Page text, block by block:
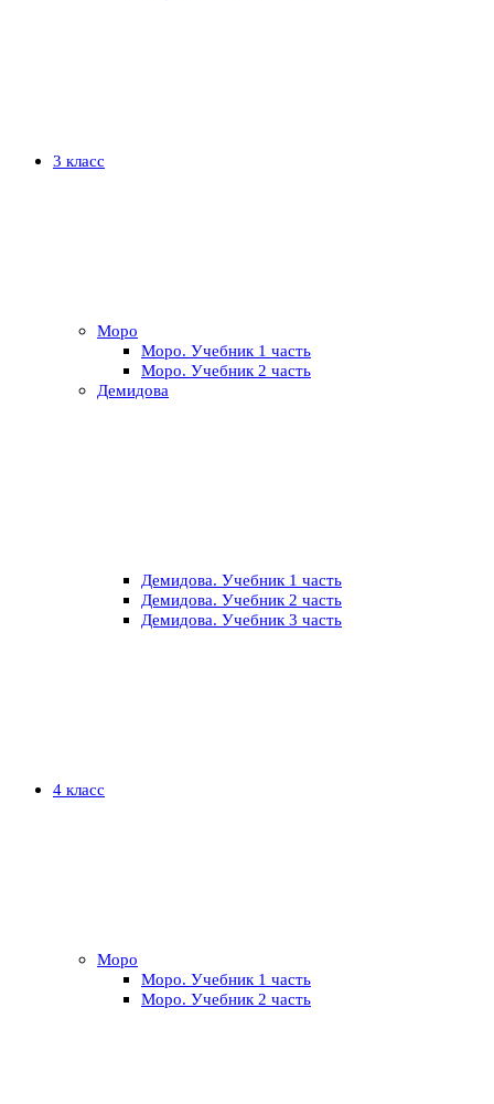
3 класс
Моро
Моро. Учебник 1 часть
Моро. Учебник 2 часть
Демидова
Демидова. Учебник 1 часть
Демидова. Учебник 2 часть
Демидова. Учебник 3 часть
4 класс
Моро
Моро. Учебник 1 часть
Моро. Учебник 2 часть